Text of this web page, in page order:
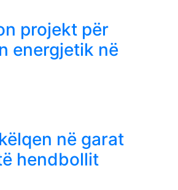
projekt për
energjetik në
në garat
hendbollit